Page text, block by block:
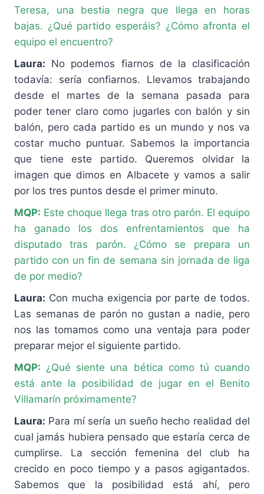
Teresa, una bestia negra que llega en horas
bajas. ¿Qué partido esperáis? ¿Cómo afronta el
equipo el encuentro?
Laura: No podemos fiarnos de la clasificación
todavía: sería confiarnos. Llevamos trabajando
desde el martes de la semana pasada para
poder tener claro como jugarles con balón y sin
balón, pero cada partido es un mundo y nos va
costar mucho puntuar. Sabemos la importancia
que tiene este partido. Queremos olvidar la
imagen que dimos en Albacete y vamos a salir
por los tres puntos desde el primer minuto.
MQP: Este choque llega tras otro parón. El equipo
ha ganado los dos enfrentamientos que ha
disputado tras parón. ¿Cómo se prepara un
partido con un fin de semana sin jornada de liga
de por medio?
Laura: Con mucha exigencia por parte de todos.
Las semanas de parón no gustan a nadie, pero
nos las tomamos como una ventaja para poder
preparar mejor el siguiente partido.
MQP: ¿Qué siente una bética como tú cuando
está ante la posibilidad de jugar en el Benito
Villamarín próximamente?
Laura: Para mí sería un sueño hecho realidad del
cual jamás hubiera pensado que estaría cerca de
cumplirse. La sección femenina del club ha
crecido en poco tiempo y a pasos agigantados.
Sabemos que la posibilidad está ahí, pero